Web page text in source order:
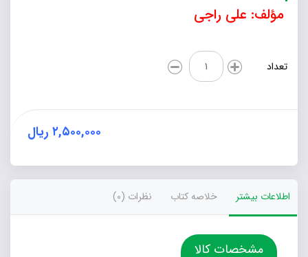
مؤلف: علی راجی
تعداد
انوار
قدسی
عدد
۲,۵۰۰,۰۰۰ ریال
اطلاعات بیشتر خلاصه کتاب نظرات (0)
مشخصات کالا